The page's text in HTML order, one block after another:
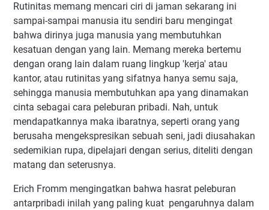
Rutinitas memang mencari ciri di jaman sekarang ini
sampai-sampai manusia itu sendiri baru mengingat
bahwa dirinya juga manusia yang membutuhkan
kesatuan dengan yang lain. Memang mereka bertemu
dengan orang lain dalam ruang lingkup 'kerja' atau
kantor, atau rutinitas yang sifatnya hanya semu saja,
sehingga manusia membutuhkan apa yang dinamakan
cinta sebagai cara peleburan pribadi. Nah, untuk
mendapatkannya maka ibaratnya, seperti orang yang
berusaha mengekspresikan sebuah seni, jadi diusahakan
sedemikian rupa, dipelajari dengan serius, diteliti dengan
matang dan seterusnya.
Erich Fromm mengingatkan bahwa hasrat peleburan
antarpribadi inilah yang paling kuat pengaruhnya dalam